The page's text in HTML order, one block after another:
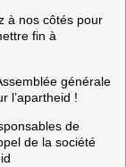
à nos côtés pour
fin à
générale
l’apartheid !
de
de la société